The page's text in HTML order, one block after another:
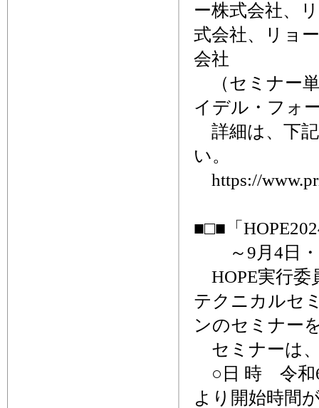
ー株式会社、
式会社、リョ
会社
（セミナー
イデル・フォ
詳細は、下
い。
https://
■□■「
～9月4日・5
HOPE実行委
テクニカルセ
ンのセミナー
セミナーは
○日 時 令和6
より開始時間